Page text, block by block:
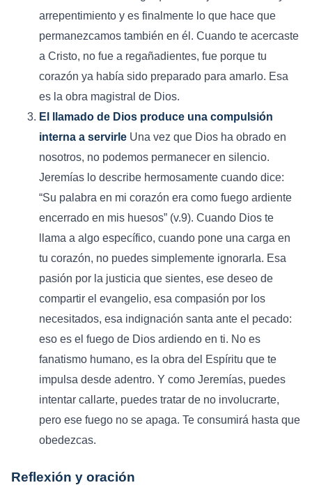
arrepentimiento y es finalmente lo que hace que
permanezcamos también en él. Cuando te acercaste
a Cristo, no fue a regañadientes, fue porque tu
corazón ya había sido preparado para amarlo. Esa
es la obra magistral de Dios.
El llamado de Dios produce una compulsión
interna a servirle Una vez que Dios ha obrado en
nosotros, no podemos permanecer en silencio.
Jeremías lo describe hermosamente cuando dice:
“Su palabra en mi corazón era como fuego ardiente
encerrado en mis huesos” (v.9). Cuando Dios te
llama a algo específico, cuando pone una carga en
tu corazón, no puedes simplemente ignorarla. Esa
pasión por la justicia que sientes, ese deseo de
compartir el evangelio, esa compasión por los
necesitados, esa indignación santa ante el pecado:
eso es el fuego de Dios ardiendo en ti. No es
fanatismo humano, es la obra del Espíritu que te
impulsa desde adentro. Y como Jeremías, puedes
intentar callarte, puedes tratar de no involucrarte,
pero ese fuego no se apaga. Te consumirá hasta que
obedezcas.
Reflexión y oración